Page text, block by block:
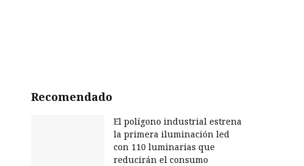
Recomendado
El polígono industrial estrena
la primera iluminación led
con 110 luminarias que
reducirán el consumo